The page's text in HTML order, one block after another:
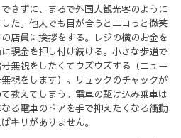
きずに、まるで外国人観光客のように
た。他人でも目が合うとニコっと微笑
店員に挨拶をする。レジの横のお金を
現金を押し付け続ける。小さな歩道で
無視をしたくてウズウズする（ニュー
視をします）。リュックのチャックが
教えてしまう。電車の駆け込み乗車は
る電車のドアを手で抑えたくなる衝動
キリがありません。